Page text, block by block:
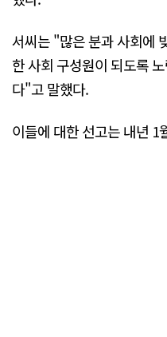
서씨는 "많은 분과 사회에
한 사회 구성원이 되도록
다"고 말했다.
이들에 대한 선고는 내년 1